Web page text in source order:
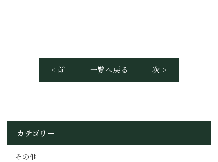
< 前 一覧へ戻る 次 >
カテゴリー
その他